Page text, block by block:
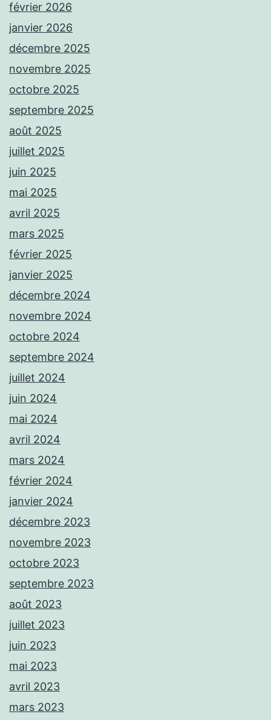
février 2026
janvier 2026
décembre 2025
novembre 2025
octobre 2025
septembre 2025
août 2025
juillet 2025
juin 2025
mai 2025
avril 2025
mars 2025
février 2025
janvier 2025
décembre 2024
novembre 2024
octobre 2024
septembre 2024
juillet 2024
juin 2024
mai 2024
avril 2024
mars 2024
février 2024
janvier 2024
décembre 2023
novembre 2023
octobre 2023
septembre 2023
août 2023
juillet 2023
juin 2023
mai 2023
avril 2023
mars 2023